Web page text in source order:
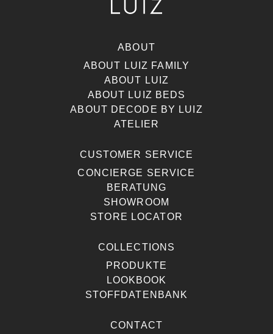
ABOUT
ABOUT LUIZ FAMILY
ABOUT LUIZ
ABOUT LUIZ BEDS
ABOUT DECODE BY LUIZ
ATELIER
CUSTOMER SERVICE
CONCIERGE SERVICE
BERATUNG
SHOWROOM
STORE LOCATOR
COLLECTIONS
PRODUKTE
LOOKBOOK
STOFFDATENBANK
CONTACT